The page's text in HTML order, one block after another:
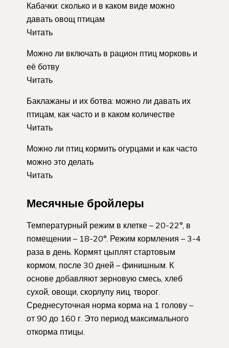
Кабачки: сколько и в каком виде можно
давать овощ птицам
Читать
Можно ли включать в рацион птиц морковь и
её ботву
Читать
Баклажаны и их ботва: можно ли давать их
птицам, как часто и в каком количестве
Читать
Можно ли птиц кормить огурцами и как часто
можно это делать
Читать
Месячные бройлеры
Температурный режим в клетке – 20-22°, в
помещении – 18-20°. Режим кормления – 3-4
раза в день. Кормят цыплят стартовым
кормом, после 30 дней – финишным. К
основе добавляют зерновую смесь, хлеб
сухой, овощи, скорлупу яиц, творог.
Среднесуточная норма корма на 1 голову –
от 90 до 160 г. Это период максимального
откорма птицы.